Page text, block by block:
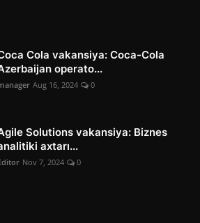
Cola vakansiya: Coca-Cola
operato...
Aug 16, 2024 0
Solutions vakansiya: Biznes
axtarı...
Nov 7, 2024 0